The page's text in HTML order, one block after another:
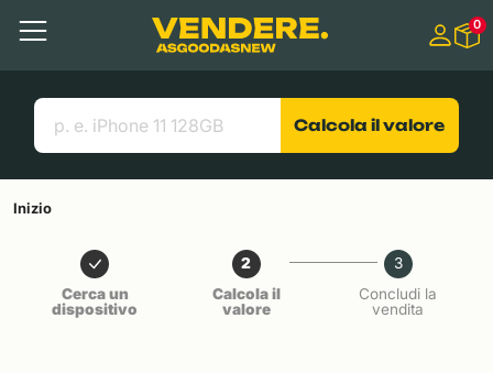
Contenuto principale
Menu
Cerca
Link utili
0
Calcola il valore
Inizio
Cerca un
dispositivo
2
Calcola il
valore
3
Concludi la
vendita